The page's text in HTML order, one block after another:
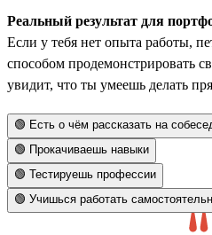
Реальный результат для
Если у тебя нет опыта работы,
способом продемонстрировать
увидит, что ты умеешь делать
🟢 Есть о чём рассказать на
🟢 Прокачиваешь навыки
🟢 Тестируешь профессии
🟢 Учишься работать